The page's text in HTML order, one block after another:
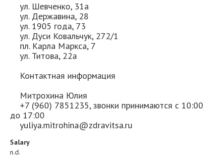
ул. Шевченко, 31а
ул. Державина, 28
ул. 1905 года, 73
ул. Дуси Ковальчук, 272/1
пл. Карла Маркса, 7
ул. Титова, 22а
Контактная информация
Митрохина Юлия
+7 (960) 7851235, звонки принимаются с 10:00
до 17:00
yuliya.mitrohina@zdravitsa.ru
Salary
n.d.